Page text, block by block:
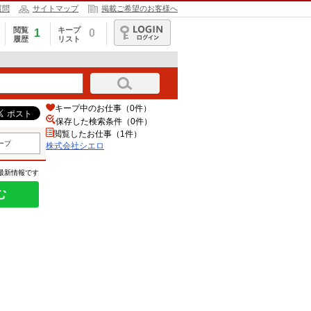
問 サイトマップ 掲載ご希望のお客様へ
閲覧
履歴
1
キープ
リスト
0
ログイン
プ
新情報です
キープ中のお仕事（0件）
保存した検索条件（0件）
閲覧したお仕事（1件）
株式会社シエロ